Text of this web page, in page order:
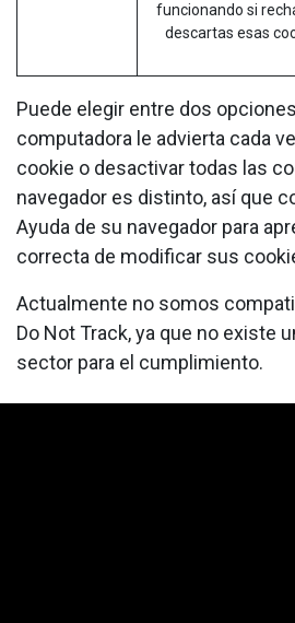
funcionando si
descartas esas
Puede elegir entre dos
computadora le advierta cada
cookie o desactivar todas las
navegador es distinto, así que
Ayuda de su navegador para
correcta de modificar sus
Actualmente no somos
Do Not Track, ya que no existe
sector para el cumplimiento.